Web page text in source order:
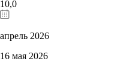
10,0
апрель 2026
16 мая 2026